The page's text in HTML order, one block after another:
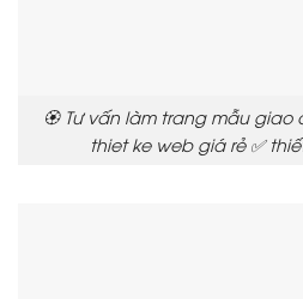
🏵️ Tư vấn làm trang mẫu giao
thiet ke web giá rẻ ✅